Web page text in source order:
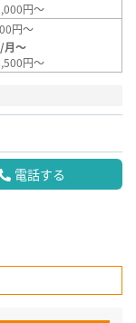
円～
円～
月～
円～
電話する